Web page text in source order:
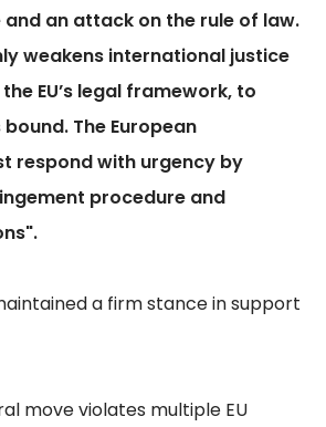
and an attack on the rule of law.
weakens international justice
EU’s legal framework, to
The European
respond with urgency by
procedure and
a firm stance in support
move violates multiple EU